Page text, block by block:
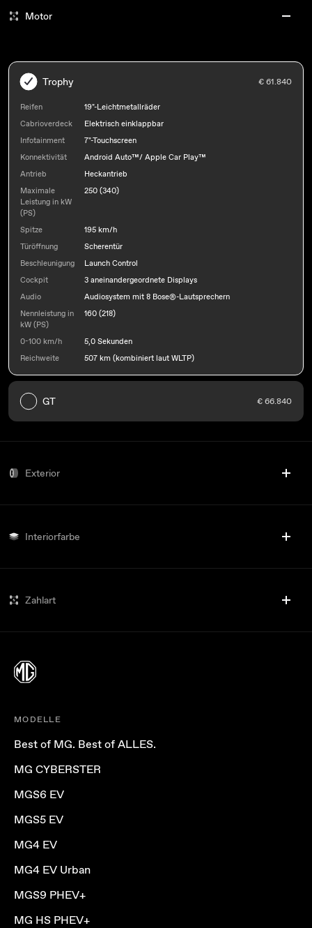
Motor
Trophy € 61.840
Reifen
19"-Leichtmetallräder
Cabrioverdeck
Elektrisch einklappbar
Infotainment
7"-Touchscreen
Konnektivität
Android Auto™/ Apple Car Play™
Antrieb
Heckantrieb
Maximale
Leistung in kW
(PS)
250 (340)
Spitze
195 km/h
Türöffnung
Scherentür
Beschleunigung
Launch Control
Cockpit
3 aneinandergeordnete Displays
Audio
Audiosystem mit 8 Bose®-Lautsprechern
Nennleistung in
kW (PS)
160 (218)
0-100 km/h
5,0 Sekunden
Reichweite
507 km (kombiniert laut WLTP)
GT € 66.840
Exterior
Interiorfarbe
Zahlart
MODELLE
Best of MG. Best of ALLES.
MG CYBERSTER
MGS6 EV
MGS5 EV
MG4 EV
MG4 EV Urban
MGS9 PHEV+
MG HS PHEV+